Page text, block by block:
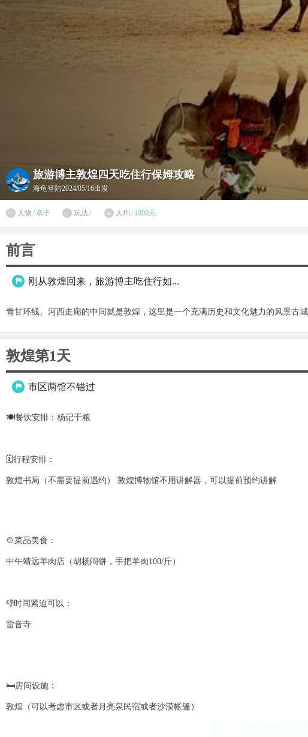
旅游博主敦煌四天吃住行保姆攻略
海龟登陆2024/05/16出发
 人物 /亲子  玩法 /  人均 / 1000元
前言
 刚从敦煌回来，旅游博主吃住行如...
青甘环线、河西走廊的中间就是敦煌，这里是一个充满历史和文化魅力的风景古
敦煌第1天
 市区两馆不错过
🍽餐饮安排：杨记干粮
🗓行程安排：
敦煌书局（不需要提前遇约） 敦煌博物馆不用讲解器，可以提前预约讲解
🍲菜品美食：
中午靖远羊肉店（胡杨闷饼，手把羊肉100/斤）
👎时间紧迫可以：
雷音寺
🛏房间设施：
敦煌（可以考虑市区或者月亮泉民宿或者沙漠帐篷）